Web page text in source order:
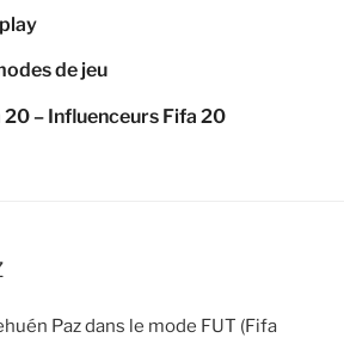
de jeu
– Influenceurs Fifa 20
Paz dans le mode FUT (Fifa